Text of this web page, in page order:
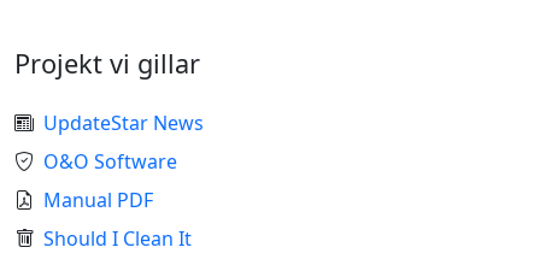
Projekt vi gillar
UpdateStar News
O&O Software
Manual PDF
Should I Clean It